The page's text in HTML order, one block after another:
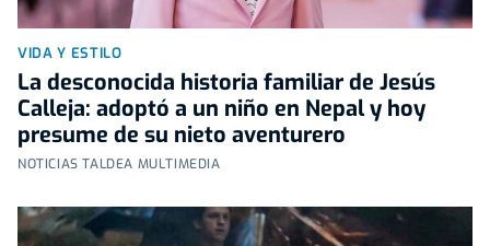
VIDA Y ESTILO
La desconocida historia familiar de Jesús
Calleja: adoptó a un niño en Nepal y hoy
presume de su nieto aventurero
NOTICIAS TALDEA MULTIMEDIA